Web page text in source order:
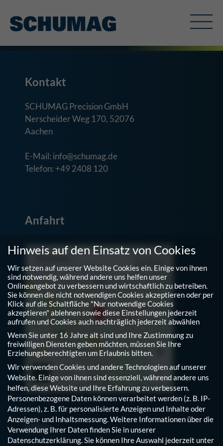
Kontakt
SCHUMAG Precision GmbH
Nerscheider Weg 170, 52076
Aachen
E-Mail: info@schumag.de
Telefon: +49 2408 120
Anfahrt
Infos
Hinweis auf den Einsatz von Cookies
Wir setzen auf unserer Website Cookies ein. Einige von ihnen
sind notwendig, während andere uns helfen unser
Onlineangebot zu verbessern und wirtschaftlich zu betreiben.
Sie können die nicht notwendigen Cookies akzeptieren oder per
Klick auf die Schaltfläche "Nur notwendige Cookies
akzeptieren" ablehnen sowie diese Einstellungen jederzeit
aufrufen und Cookies auch nachträglich jederzeit abwählen
Wenn Sie unter 16 Jahre alt sind und Ihre Zustimmung zu
freiwilligen Diensten geben möchten, müssen Sie Ihre
Erziehungsberechtigten um Erlaubnis bitten.
Wir verwenden Cookies und andere Technologien auf unserer
Website. Einige von ihnen sind essenziell, während andere uns
helfen, diese Website und Ihre Erfahrung zu verbessern.
Personenbezogene Daten können verarbeitet werden (z. B. IP-
Adressen), z. B. für personalisierte Anzeigen und Inhalte oder
Anzeigen- und Inhaltsmessung.Weitere Informationen über die
Verwendung Ihrer Daten finden Sie in unserer
Datenschutzerklärung.Sie können Ihre Auswahl jederzeit unter